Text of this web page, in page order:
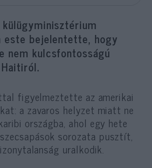
este bejelentette, hogy
nem kulcsfontosságú
figyelmeztette az amerikai
a zavaros helyzet miatt ne
országba, ahol egy hete
sorozata pusztít,
uralkodik.